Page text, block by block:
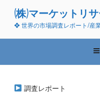
ン
(株)マーケットリ
❖ 世界の市場調査レポート/産
調査レポート